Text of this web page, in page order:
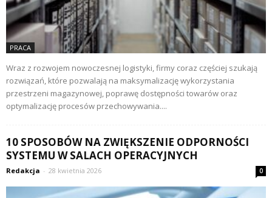
PRACA
Wraz z rozwojem nowoczesnej logistyki, firmy coraz częściej szukają
rozwiązań, które pozwalają na maksymalizację wykorzystania
przestrzeni magazynowej, poprawę dostępności towarów oraz
optymalizację procesów przechowywania....
10 SPOSOBÓW NA ZWIĘKSZENIE ODPORNOŚCI
SYSTEMU W SALACH OPERACYJNYCH
Redakcja - 28 kwietnia 2026 0